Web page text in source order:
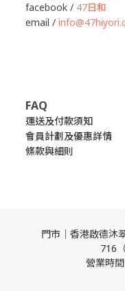
facebook / 47日和
email /
FAQ
運送及付款須知
會員計劃及優惠詳情
條款與細則
門市｜香港啟德沐
716
營業時